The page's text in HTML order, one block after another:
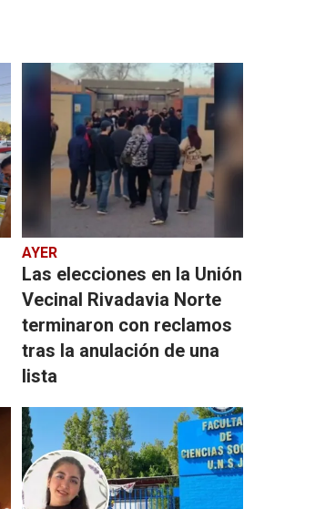
AYER
Las elecciones en la Unión
Vecinal Rivadavia Norte
terminaron con reclamos
tras la anulación de una
lista